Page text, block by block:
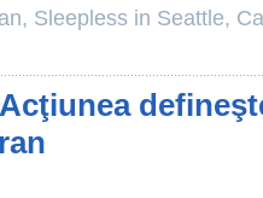
, Sleepless in Seattle,